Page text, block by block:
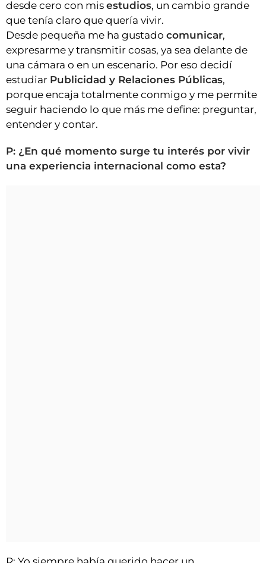
desde cero con mis estudios, un cambio grande
que tenía claro que quería vivir.
Desde pequeña me ha gustado comunicar,
expresarme y transmitir cosas, ya sea delante de
una cámara o en un escenario. Por eso decidí
estudiar Publicidad y Relaciones Públicas,
porque encaja totalmente conmigo y me permite
seguir haciendo lo que más me define: preguntar,
entender y contar.
P: ¿En qué momento surge tu interés por vivir
una experiencia internacional como esta?